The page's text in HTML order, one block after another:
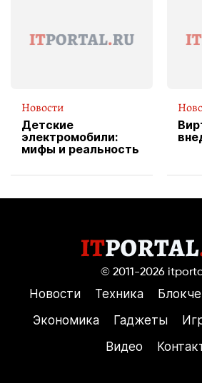
Новости
Детские
электромобили:
мифы и реальность
© 2011-2026
Новости Техника
Экономика
Гаджеты
Видео